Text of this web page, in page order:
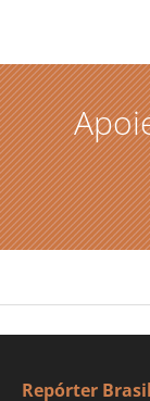
Repórter Brasil